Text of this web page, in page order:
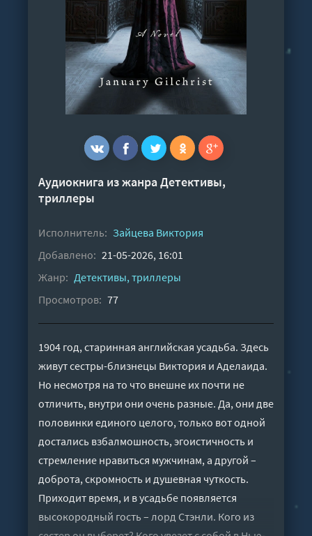
Аудиокнига из жанраДетективы,
триллеры
Исполнитель: Зайцева Виктория
Добавлено: 21-05-2026, 16:01
Жанр: Детективы, триллеры
Просмотров: 77
1904 год, старинная английская усадьба. Здесь
живут сестры-близнецы Виктория и Аделаида.
Но несмотря на то что внешне их почти не
отличить, внутри они очень разные. Да, они две
половинки единого целого, только вот одной
достались взбалмошность, эгоистичность и
стремление нравиться мужчинам, а другой –
доброта, скромность и душевная чуткость.
Приходит время, и в усадьбе появляется
высокородный гость – лорд Стэнли. Кого из